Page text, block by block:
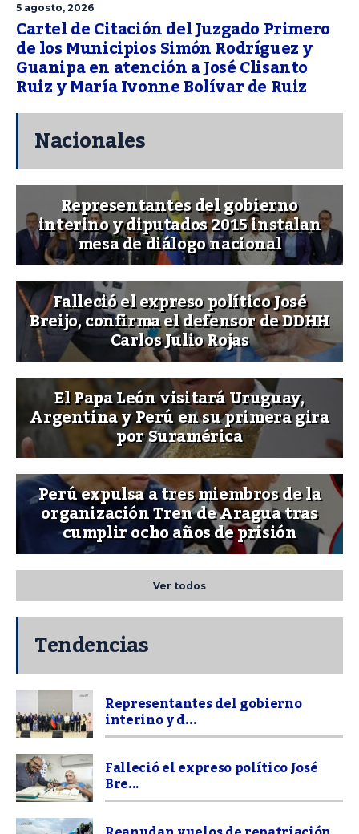
5 agosto, 2026
Cartel de Citación del Juzgado Primero
de los Municipios Simón Rodríguez y
Guanipa en atención a José Clisanto
Ruiz y María Ivonne Bolívar de Ruiz
Nacionales
Representantes del gobierno
interino y diputados 2015 instalan
mesa de diálogo nacional
Falleció el expreso político José
Breijo, confirma el defensor de DDHH
Carlos Julio Rojas
El Papa León visitará Uruguay,
Argentina y Perú en su primera gira
por Suramérica
Perú expulsa a tres miembros de la
organización Tren de Aragua tras
cumplir ocho años de prisión
Ver todos
Tendencias
Representantes del gobierno
interino y d...
Falleció el expreso político José
Bre...